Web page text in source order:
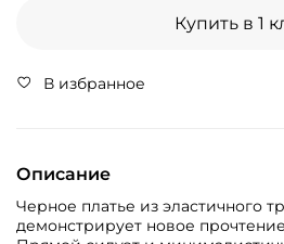
Купить в 1
В избранное
Описание
Черное платье из эластичного
демонстрирует новое